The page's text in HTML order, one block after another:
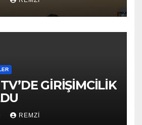
GİRİŞİMCİLİK
REMZI